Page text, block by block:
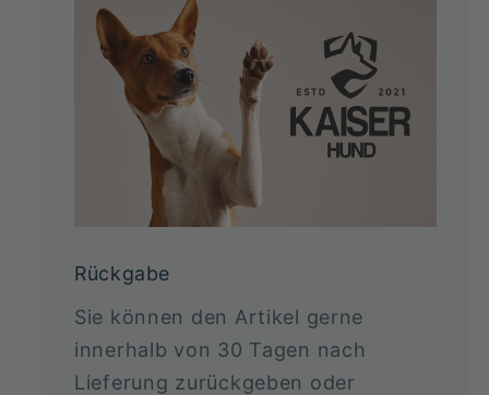
Rückgabe
Sie können den Artikel gerne
innerhalb von 30 Tagen nach
Lieferung zurückgeben oder